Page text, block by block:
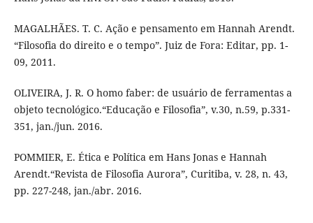
MAGALHÃES. T. C. Ação e pensamento em Hannah Arendt.
“Filosofia do direito e o tempo”. Juiz de Fora: Editar, pp. 1-
09, 2011.
OLIVEIRA, J. R. O homo faber: de usuário de ferramentas a
objeto tecnológico.“Educação e Filosofia”, v.30, n.59, p.331-
351, jan./jun. 2016.
POMMIER, E. Ética e Política em Hans Jonas e Hannah
Arendt.“Revista de Filosofia Aurora”, Curitiba, v. 28, n. 43,
pp. 227-248, jan./abr. 2016.